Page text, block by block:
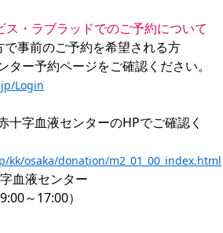
ス・ラブラッドでのご予約について
事前のご予約を希望される方
Login
十字血液センターのHPでご確認く
kk/osaka/donation/m2_01_00_index.html
血液センター
～17:00）